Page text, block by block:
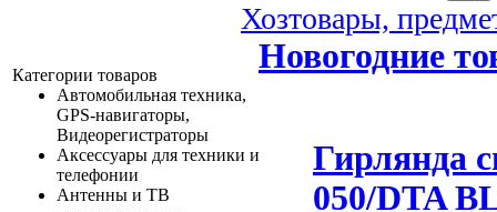
Категории товаров
Автомобильная техника,
GPS-навигаторы,
Видеорегистраторы
Аксессуары для техники и
телефонии
Антенны и ТВ
Хозтовары,
Новогодние
Гирлянда
050/DTA